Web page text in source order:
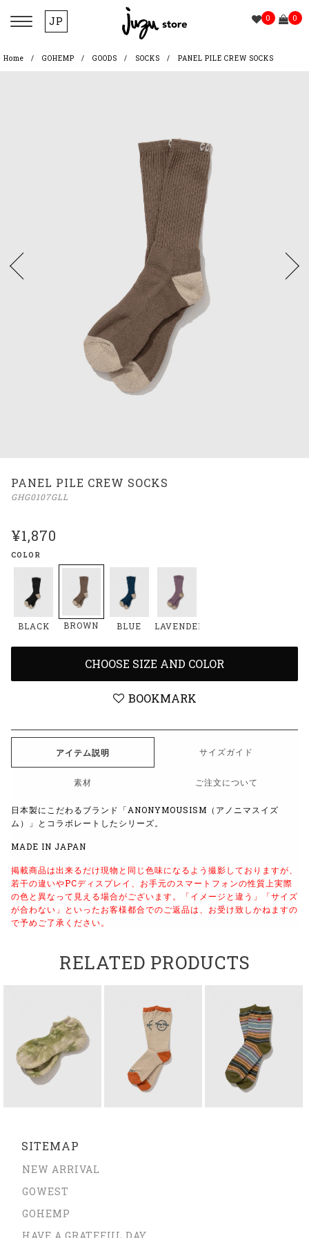
JP 0 0
Home GOHEMP GOODS SOCKS PANEL PILE CREW SOCKS
PANEL PILE CREW SOCKS
GHG0107GLL
¥1,870
COLOR
BLACK BROWN BLUE LAVENDER
CHOOSE SIZE AND COLOR
BOOKMARK
アイテム説明 サイズガイド
素材 ご注文について
日本製にこだわるブランド「ANONYMOUSISM（アノニマスイズ
ム）」とコラボレートしたシリーズ。
MADE IN JAPAN
掲載商品は出来るだけ現物と同じ色味になるよう撮影しておりますが、
若干の違いやPCディスプレイ、お手元のスマートフォンの性質上実際
の色と異なって見える場合がございます。
「イメージと違う」「サイズ
が合わない」といったお客様都合でのご返品は、お受け致しかねますの
で予めご了承ください。
RELATED PRODUCTS
SITEMAP
NEW ARRIVAL
GOWEST
GOHEMP